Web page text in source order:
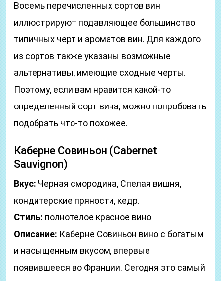
Восемь перечисленных сортов вин
иллюстрируют подавляющее большинство
типичных черт и ароматов вин. Для каждого
из сортов также указаны возможные
альтернативы, имеющие сходные черты.
Поэтому, если вам нравится какой-то
определенный сорт вина, можно попробовать
подобрать что-то похожее.
Каберне Совиньон (Cabernet
Sauvignon)
Вкус: Черная смородина, Спелая вишня,
кондитерские пряности, кедр.
Стиль: полнотелое красное вино
Описание: Каберне Совиньон вино с богатым
и насыщенным вкусом, впервые
появившееся во Франции. Сегодня это самый